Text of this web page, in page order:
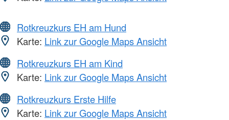
Rotkreuzkurs EH am Hund
Karte: Link zur Google Maps Ansicht
Rotkreuzkurs EH am Kind
Karte: Link zur Google Maps Ansicht
Rotkreuzkurs Erste Hilfe
Karte: Link zur Google Maps Ansicht